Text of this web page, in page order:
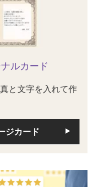
ルカード
と文字を入れて作
ジカード